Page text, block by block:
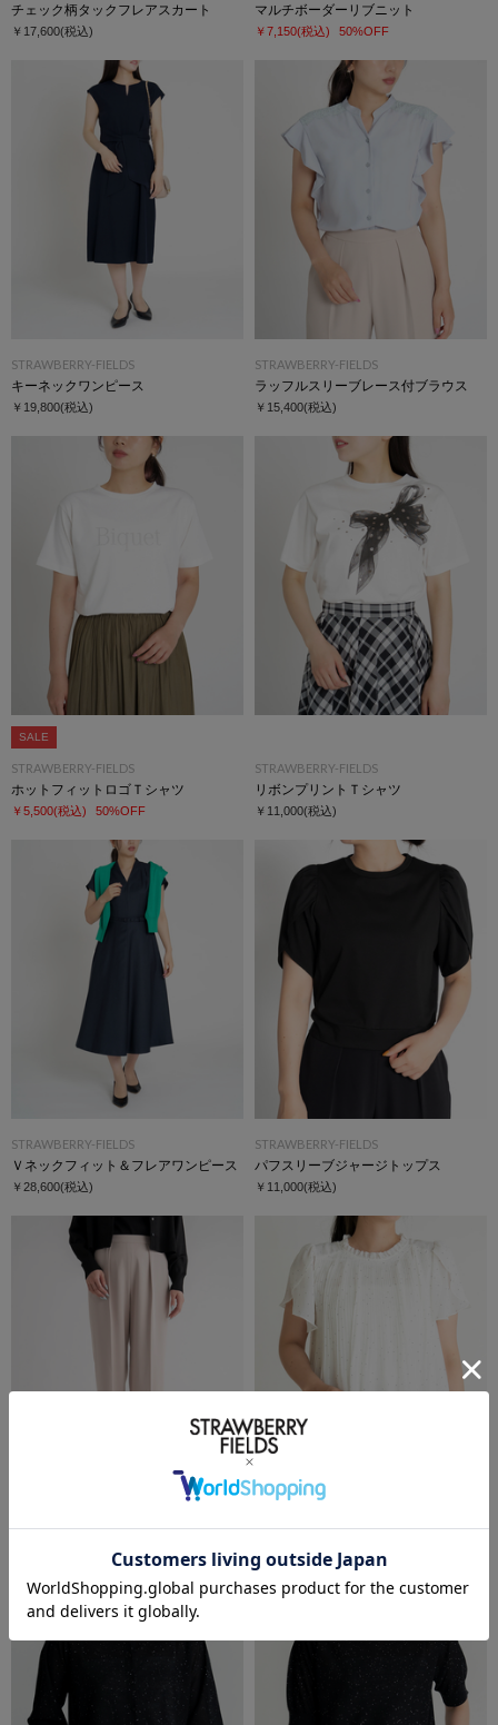
チェック柄タックフレアスカート
￥17,600(税込)
マルチボーダーリブニット
￥7,150(税込) 50%OFF
STRAWBERRY-FIELDS
キーネックワンピース
￥19,800(税込)
STRAWBERRY-FIELDS
ラッフルスリーブレース付ブラウス
￥15,400(税込)
SALE
STRAWBERRY-FIELDS
ホットフィットロゴＴシャツ
￥5,500(税込) 50%OFF
STRAWBERRY-FIELDS
リボンプリントＴシャツ
￥11,000(税込)
STRAWBERRY-FIELDS
Ｖネックフィット＆フレアワンピース
￥28,600(税込)
STRAWBERRY-FIELDS
パフスリーブジャージトップス
￥11,000(税込)
￥14,300(税込)